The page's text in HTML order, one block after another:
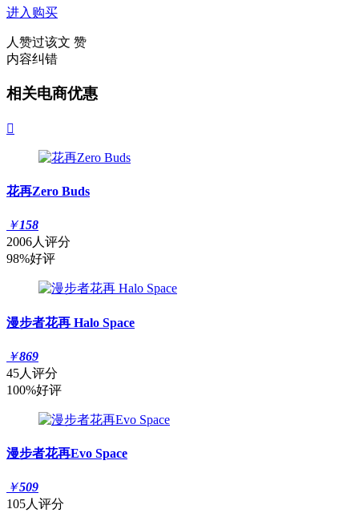
进入购买
人赞过该文 赞
内容纠错
相关电商优惠

花再Zero Buds
￥158
2006人评分
98%好评
漫步者花再 Halo Space
￥869
45人评分
100%好评
漫步者花再Evo Space
￥509
105人评分